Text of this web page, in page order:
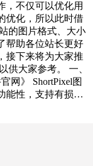
，不仅可以优化用
优化，所以此时借
的图片格式、大小
帮助各位站长更好
接下来将为大家推
供大家参考。 一、
网》 ShortPixel图
能性，支持有损…